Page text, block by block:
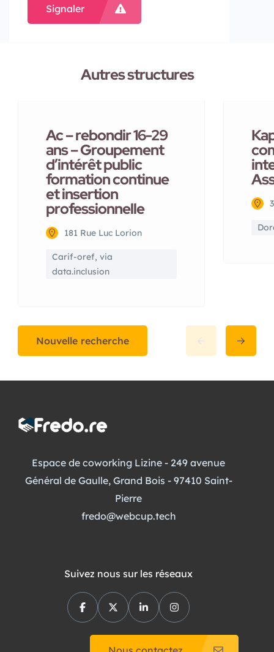
Signaler
Autres structures
Ac – rebondir 16-29
ans – Groupement
d’intérêt public
formation continue
et insertion
professionnelle
181 Rue Luc Lorion
Carif-oref, via
data.inclusion
Nouvelle recherche
Espace de coworking Lizine - 249 avenue
Général de Gaulle, Grand Bois - 97410 Saint-
Pierre
fredo@webcup.tech
Suivez nous sur les réseaux